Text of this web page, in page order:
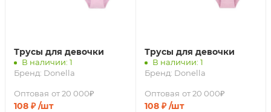
Трусы для девочки
В наличии: 1
Бренд: Donella
Оптовая от 20 000₽
108 ₽ /шт
Трусы для девочки
В наличии: 1
Бренд: Donella
Оптовая от 20 000₽
108₽ /шт